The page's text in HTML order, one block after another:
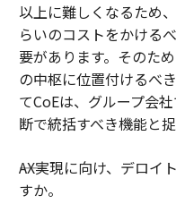
以上に難しくなるため
らいのコストをかける
要があります。そのた
の中枢に位置付けるべ
てCoEは、グループ会
断で統括すべき機能と
――AX実現に向け、デロ
すか。